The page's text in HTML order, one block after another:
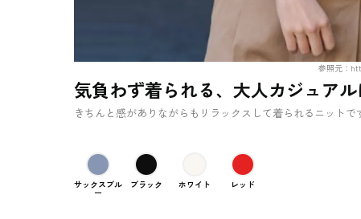
参照元：
気負わず着られる、大人カジュア
きちんと感がありながらもリラックスして着られるニットで
サックスブル
ー
ブラック ホワイト レッド